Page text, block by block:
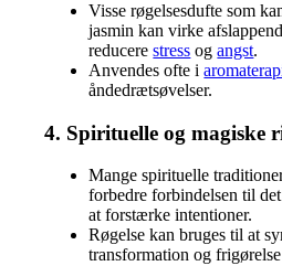
Visse røgelsesdufte som
jasmin kan virke
reducerestress ogangst.
Anvendes ofte i
åndedrætsøvelser.
4. Spirituelle og magiske
Mange spirituelle
forbedre forbindelsen til
at forstærke intentioner.
Røgelse kan bruges til at
transformation og